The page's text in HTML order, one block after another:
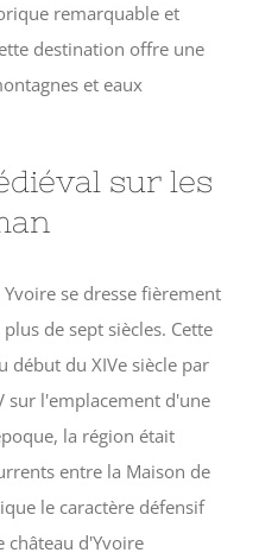
remarquable et
destination offre une
et eaux
sur les
se dresse fièrement
de sept siècles. Cette
début du XIVe siècle par
sur l'emplacement d'une
la région était
entre la Maison de
le caractère défensif
château d'Yvoire